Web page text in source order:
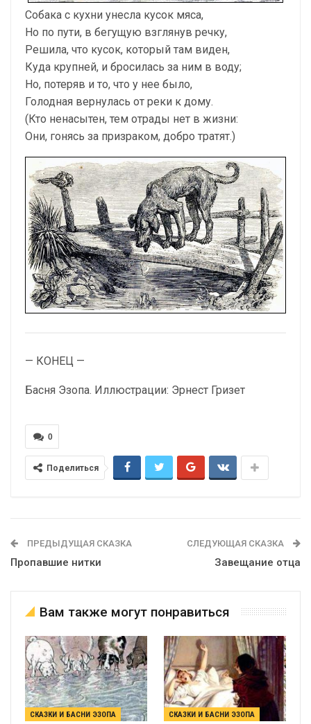
Собака с кухни унесла кусок мяса,
Но по пути, в бегущую взглянув речку,
Решила, что кусок, который там виден,
Куда крупней, и бросилась за ним в воду;
Но, потеряв и то, что у нее было,
Голодная вернулась от реки к дому.
(Кто ненасытен, тем отрады нет в жизни:
Они, гонясь за призраком, добро тратят.)
— КОНЕЦ —
Басня Эзопа. Иллюстрации: Эрнест Гризет
0
Поделиться
ПРЕДЫДУЩАЯ СКАЗКА
Пропавшие нитки
СЛЕДУЮЩАЯ СКАЗКА
Завещание отца
Вам также могут понравиться
СКАЗКИ И БАСНИ ЭЗОПА СКАЗКИ И БАСНИ ЭЗОПА